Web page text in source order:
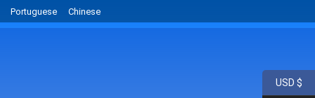
Portuguese Chinese
USD $